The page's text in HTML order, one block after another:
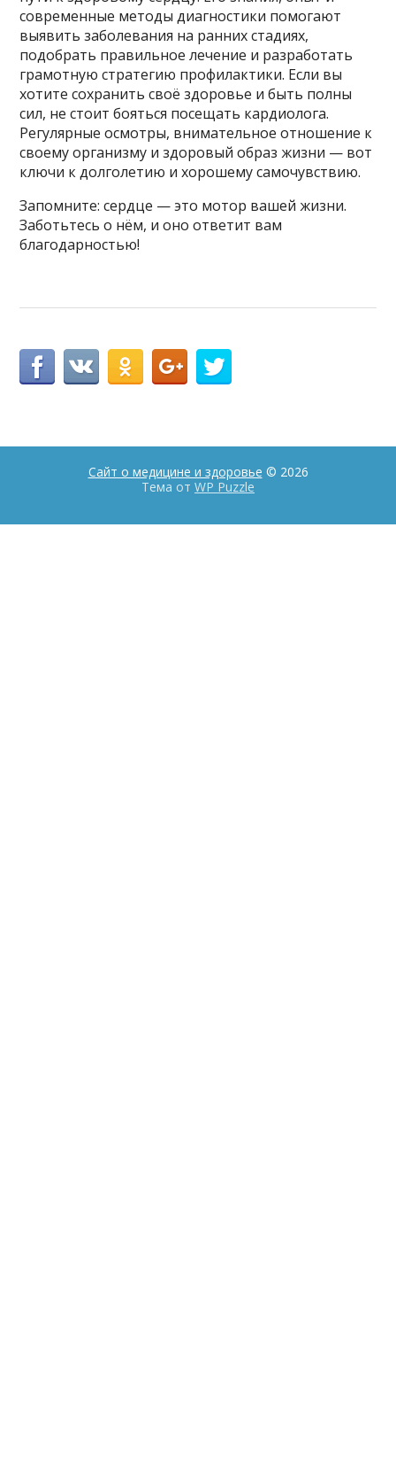
современные методы диагностики помогают
выявить заболевания на ранних стадиях,
подобрать правильное лечение и разработать
грамотную стратегию профилактики. Если вы
хотите сохранить своё здоровье и быть полны
сил, не стоит бояться посещать кардиолога.
Регулярные осмотры, внимательное отношение к
своему организму и здоровый образ жизни — вот
ключи к долголетию и хорошему самочувствию.
Запомните: сердце — это мотор вашей жизни.
Заботьтесь о нём, и оно ответит вам
благодарностью!
Сайт о медицине и здоровье © 2026
Тема от WP Puzzle